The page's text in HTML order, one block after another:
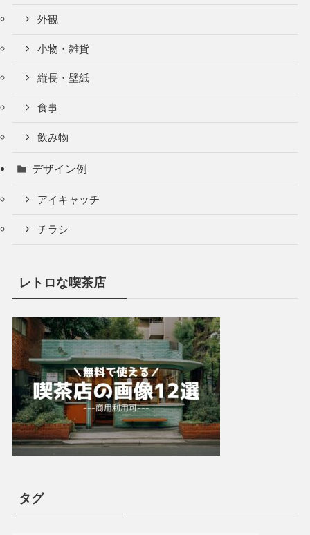
外観
小物・雑貨
縦長・壁紙
食事
飲み物
デザイン例
アイキャッチ
チラシ
レトロな喫茶店
タグ